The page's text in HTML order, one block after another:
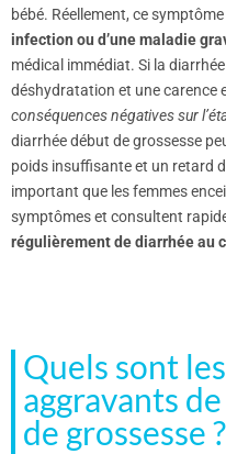
bébé. Réellement, ce
infection ou d’une maladie
médical immédiat. Si la
déshydratation et une carence
conséquences négatives sur
diarrhée début de grossesse
poids insuffisante et un retard
important que les femmes
symptômes et consultent
régulièrement de diarrhée au
Quels sont
aggravants
de grossesse ?